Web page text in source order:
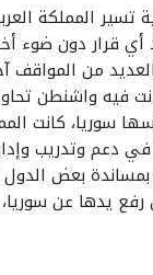
تسير المملكة
أي قرار دون ضوء
من المواقف
فيه واشنطن
سوريا، كانت
في دعم وتدريب
بعض الدول
يدها عن سوريا،